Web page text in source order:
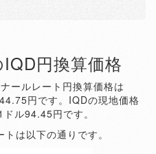
円換算価格
ールレート円換算価格は
円です。IQDの現地価格
ル94.45円です。
は以下の通りです。